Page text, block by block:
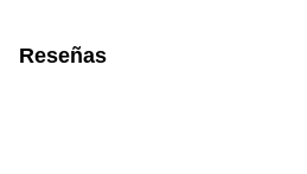
Reseñas